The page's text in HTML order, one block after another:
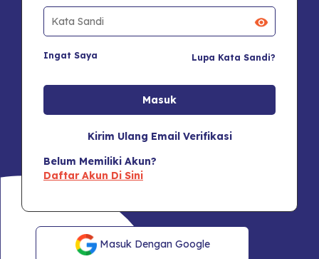
Ingat Saya Lupa Kata Sandi?
Kirim Ulang Email Verifikasi
Belum Memiliki Akun?
Daftar Akun Di Sini
Masuk Dengan Google